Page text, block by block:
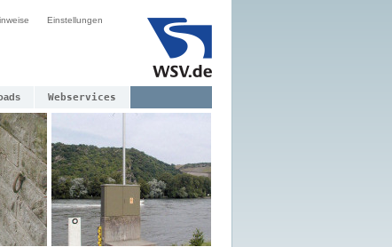
Einstellungen
Webservices